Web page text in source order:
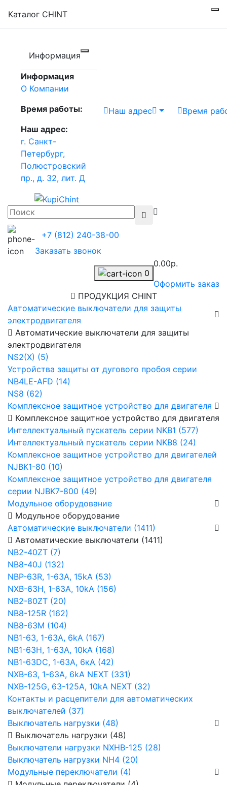
Каталог CHINT
Информация
Информация
О Компании
Время работы:
Наш адрес:
г. Санкт-
Петербург,
Полюстровский
пр., д. 32, лит. Д
Наш адрес Время
+7 (812) 240-38-00
Заказать звонок
0
0.00р.
Оформить заказ
ПРОДУКЦИЯ CHINT
Автоматические выключатели для защиты
электродвигателя
Автоматические выключатели для защиты
электродвигателя
NS2(X) (5)
Устройства защиты от дугового пробоя серии
NB4LE-AFD (14)
NS8 (62)
Комплексное защитное устройство для двигателя
Комплексное защитное устройство для двигателя
Интеллектуальный пускатель серии NKB1 (577)
Интеллектуальный пускатель серии NKB8 (24)
Комплексное защитное устройство для двигателей
NJBK1-80 (10)
Комплексное защитное устройство для двигателя
серии NJBK7-800 (49)
Модульное оборудование
Модульное оборудование
Автоматические выключатели (1411)
Автоматические выключатели (1411)
NB2-40ZT (7)
NB8-40J (132)
NBP-63R, 1-63A, 15kA (53)
NXB-63H, 1-63A, 10kA (156)
NB2-80ZT (20)
NB8-125R (162)
NB8-63М (104)
NB1-63, 1-63А, 6kA (167)
NB1-63H, 1-63А, 10kA (168)
NB1-63DC, 1-63А, 6кА (42)
NXB-63, 1-63А, 6kA NEXT (331)
NXB-125G, 63-125А, 10kA NEXT (32)
Контакты и расцепители для автоматических
выключателей (37)
Выключатель нагрузки (48)
Выключатель нагрузки (48)
Выключатели нагрузки NXHB-125 (28)
Выключатель нагрузки NH4 (20)
Модульные переключатели (4)